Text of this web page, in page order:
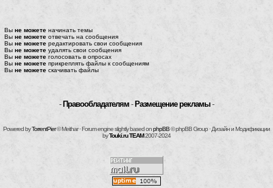
Вы не можете начинать темы
Вы не можете отвечать на сообщения
Вы не можете редактировать свои сообщения
Вы не можете удалять свои сообщения
Вы не можете голосовать в опросах
Вы не можете прикреплять файлы к сообщениям
Вы не можете скачивать файлы
- Правообладателям - Размещение рекламы-
Powered byTorrentPier© Meithar · Forum engine slightly based onphpBB© phpBB Group · Дизайн и Модификации
byTouki.ru TEAM2007-2024